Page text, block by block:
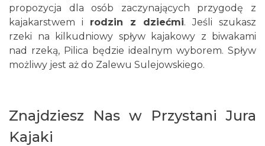
propozycja dla osób zaczynających przygodę z
kajakarstwem i rodzin z dziećmi. Jeśli szukasz
rzeki na kilkudniowy spływ kajakowy z biwakami
nad rzeką, Pilica będzie idealnym wyborem. Spływ
możliwy jest aż do Zalewu Sulejowskiego.
Znajdziesz Nas w Przystani Jura
Kajaki